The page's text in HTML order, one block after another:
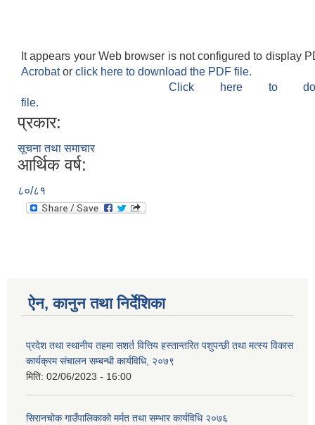
It appears your Web browser is not configured to display
Acrobator click here to download the PDF file.
Click here to
file.
प्रकार:
सूचना तथा समाचार
आर्थिक वर्ष:
८०/८१
ऐन, कानुन तथा निर्देशिका
प्रदेश तथा स्थानीय तहमा सशर्त वित्तिय हस्तान्तरित पशुपन्छी तथा मत्स्य विकास
कार्यक्रम संचालन सम्बन्धी कार्यविधि, २०७९
मिति: 02/06/2023 - 16:00
सिरानचोक गाउँपालिकाको मर्मत तथा सम्भार कार्यविधि २०७६